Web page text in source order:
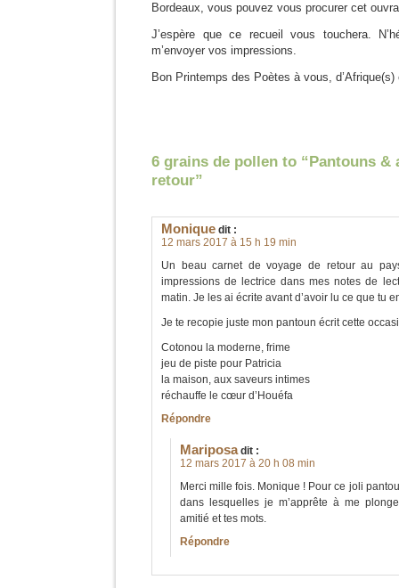
Bordeaux, vous pouvez vous procurer cet
J’espère que ce recueil vous touchera.
m’envoyer vos impressions.
Bon Printemps des Poètes à vous, d’Afrique(s)
6 grains de pollen to “Pantouns &
retour”
Monique dit :
12 mars 2017 à 15 h 19 min
Un beau carnet de voyage de retour au
impressions de lectrice dans mes notes de
matin. Je les ai écrite avant d’avoir lu ce que tu
Je te recopie juste mon pantoun écrit cette
Cotonou la moderne, frime
jeu de piste pour Patricia
la maison, aux saveurs intimes
réchauffe le cœur d’Houéfa
Répondre
Mariposa dit :
12 mars 2017 à 20 h 08 min
Merci mille fois. Monique ! Pour ce joli
dans lesquelles je m’apprête à me
amitié et tes mots.
Répondre